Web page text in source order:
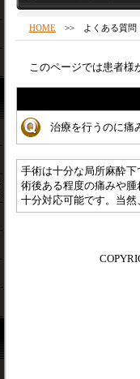
HOME >> よくある質問
このページでは患者様
治療を行うのに痛
手術は十分な局所麻酔
術後ある程度の痛みや
十分対応可能です。当